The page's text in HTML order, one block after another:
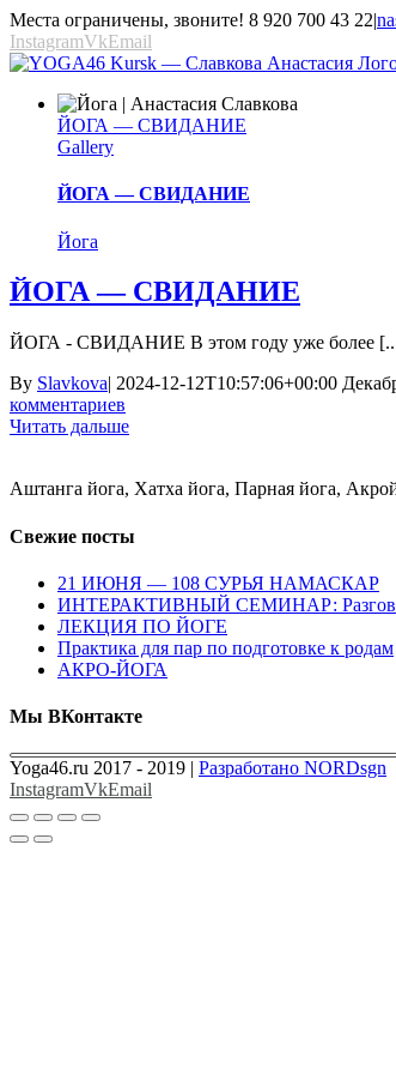
Места ограничены, звоните! 8 920 700 43 22|
InstagramVkEmail
ЙОГА — СВИДАНИЕ
Gallery
ЙОГА — СВИДАНИЕ
Йога
ЙОГА — СВИДАНИЕ
ЙОГА - СВИДАНИЕ В этом году уже более
By Slavkova| 2024-12-12T10:57:06+00:00
комментариев
Читать дальше
Аштанга йога, Хатха йога, Парная йога,
Свежие посты
21 ИЮНЯ — 108 СУРЬЯ НАМАСКАР
ИНТЕРАКТИВНЫЙ СЕМИНАР:
ЛЕКЦИЯ ПО ЙОГЕ
Практика для пар по подготовке к родам
АКРО-ЙОГА
Мы ВКонтакте
Yoga46.ru 2017 - 2019 | Разработано NORDsgn
InstagramVkEmail